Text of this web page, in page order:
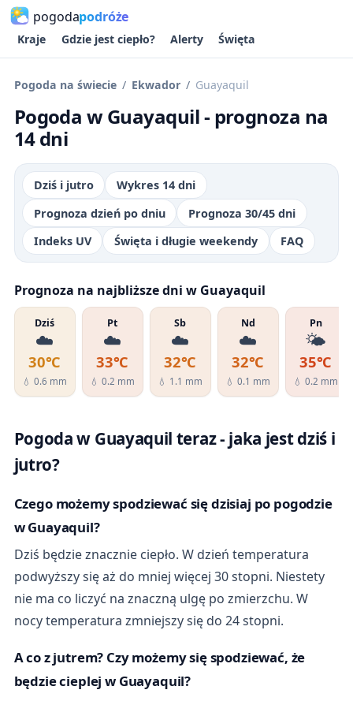
pogodapodróże
Kraje Gdzie jest ciepło? Alerty Święta
Pogoda na świecie Ekwador Guayaquil
Pogoda w Guayaquil - prognoza na
14 dni
Dziś i jutro
Wykres 14 dni
Prognoza dzień po dniu
Prognoza 30/45 dni
Indeks UV
Święta i długie weekendy FAQ
Prognoza na najbliższe dni w Guayaquil
Dziś
☁️
30℃
💧 0.6 mm
Pt
☁️
33℃
💧 0.2 mm
Sb
☁️
32℃
💧 1.1 mm
Nd
☁️
32℃
💧 0.1 mm
Pn
🌤️
35℃
💧 0.2 mm
Pogoda w Guayaquil teraz - jaka jest dziś i
jutro?
Czego możemy spodziewać się dzisiaj po pogodzie
w Guayaquil?
Dziś będzie znacznie ciepło. W dzień temperatura
podwyższy się aż do mniej więcej 30 stopni. Niestety
nie ma co liczyć na znaczną ulgę po zmierzchu. W
nocy temperatura zmniejszy się do 24 stopni.
A co z jutrem? Czy możemy się spodziewać, że
będzie cieplej w Guayaquil?